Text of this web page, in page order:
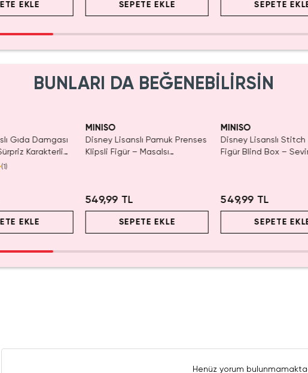
EKLE SEPETE EKLE SEPETE
BUNLARI DA BEĞENEBİLİRSİN
Gıda Damgası
Karakterli
(1)
EKLE
MINISO
Disney Lisanslı Pamuk Prenses
Klipsli Figür – Masalsı
549,99 TL
SEPETE EKLE
MINISO
Disney Lisanslı Stitch
Figür Blind Box –
549,99 TL
SEPETE
Henüz yorum